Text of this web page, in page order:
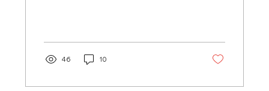
46 10